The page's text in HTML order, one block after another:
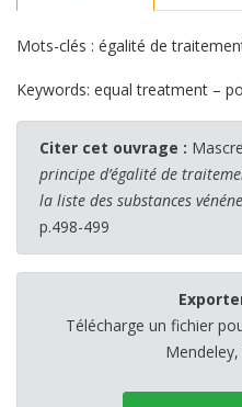
Mots-clés : égalité de
Keywords: equal treatment –
Citer cet ouvrage :
principe d’égalité de
la liste des substances
p.498-499
Télécharge un fichier